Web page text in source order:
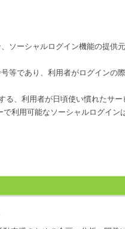
ソーシャルログイン機能の提供
等であり、利用者がログインの
、利用者が日頃使い慣れたサ
利用可能なソーシャルログイン